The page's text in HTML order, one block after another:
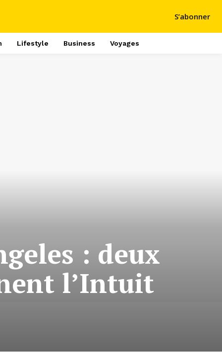
S’abonner
Lifestyle Business Voyages
: deux
l’Intuit